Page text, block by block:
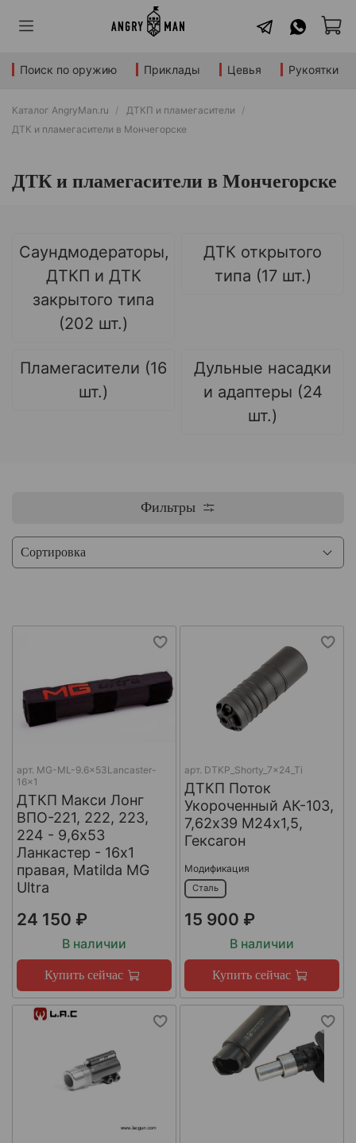
Поиск по оружию Приклады Цевья Рукоятки
Каталог AngryMan.ru
ДТКП и пламегасители
ДТК и пламегасители в Мончегорске
ДТК и пламегасители в Мончегорске
Саундмодераторы,
ДТКП и ДТК
закрытого типа
(202 шт.)
ДТК открытого
типа (17 шт.)
Пламегасители (16
шт.)
Дульные насадки
и адаптеры (24
шт.)
Фильтры
арт. MG-ML-9.6x53Lancaster-
16x1
ДТКП Макси Лонг
ВПО-221, 222, 223,
224 - 9,6x53
Ланкастер - 16x1
правая, Matilda MG
Ultra
24 150 ₽
В наличии
Купить сейчас
арт. DTKP_Shorty_7x24_Ti
ДТКП Поток
Укороченный АК-103,
7,62х39 М24х1,5,
Гексагон
Модификация
Сталь
15 900 ₽
В наличии
Купить сейчас